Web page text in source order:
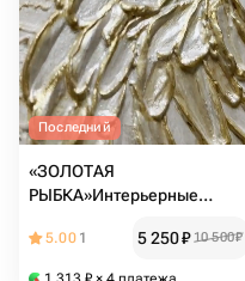
Последний
«ЗОЛОТАЯ
РЫБКА»Интерьерные
маленькая картина
5.00 1 5 250₽ 10 500₽